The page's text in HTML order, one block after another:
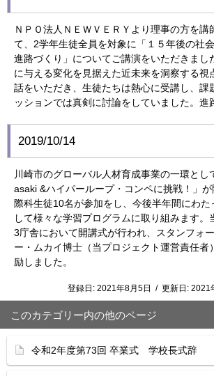
ＮＰＯ法人ＮＥＷＶＥＲＹより理事の方を講
て、2学年生徒全員を対象に「１５年後の社
進路づくり」についてご講演をいただきまし
に与える変化を見据えた近未来を洞察する視
話をいただき、生徒たちは熱心に受講し、課
ッションでは真剣に討論をしていました。進
2019/10/14
川崎市のグローバル人材育成事業の一環とし
asaki &ハイパーループ・コンペに挑戦！」
際科生徒10名が参加をし、今後半年間にわた
して様々な学習プログラムに取り組みます。
3庁舎において開講式が行われ、スタンフォ
ー・ムカイ博士（当プロジェクト運営責任者
励しました。
登録日: 2021年8月5日 / 更新日: 2021
このカテゴリー内の他のページ
令和2年度第73回 卒業式 学校長式辞